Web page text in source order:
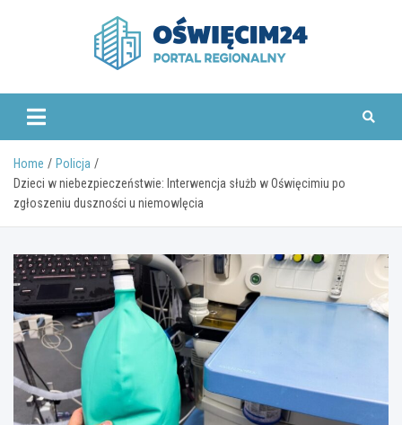
www.oswiecim24.pl
Home
Policja
Dzieci w niebezpieczeństwie: Interwencja służb w Oświęcimiu po
zgłoszeniu duszności u niemowlęcia